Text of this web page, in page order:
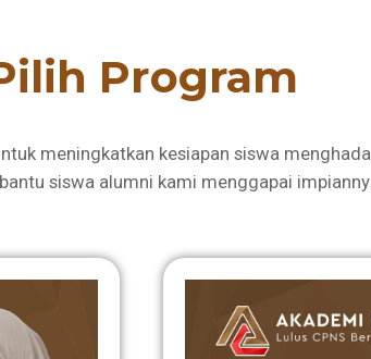
Program
meningkatkan kesiapan siswa
siswa alumni kami menggapai